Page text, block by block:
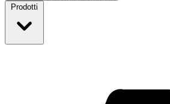
Prodotti